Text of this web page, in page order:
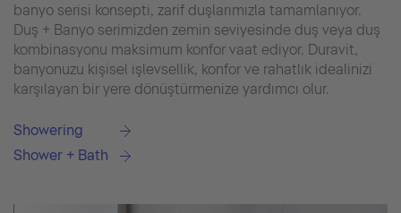
banyo serisi konsepti, zarif duşlarımızla tamamlanıyor.
Duş + Banyo serimizden zemin seviyesinde duş veya duş
kombinasyonu maksimum konfor vaat ediyor. Duravit,
banyonuzu kişisel işlevsellik, konfor ve rahatlık idealinizi
karşılayan bir yere dönüştürmenize yardımcı olur.
Showering
Shower + Bath